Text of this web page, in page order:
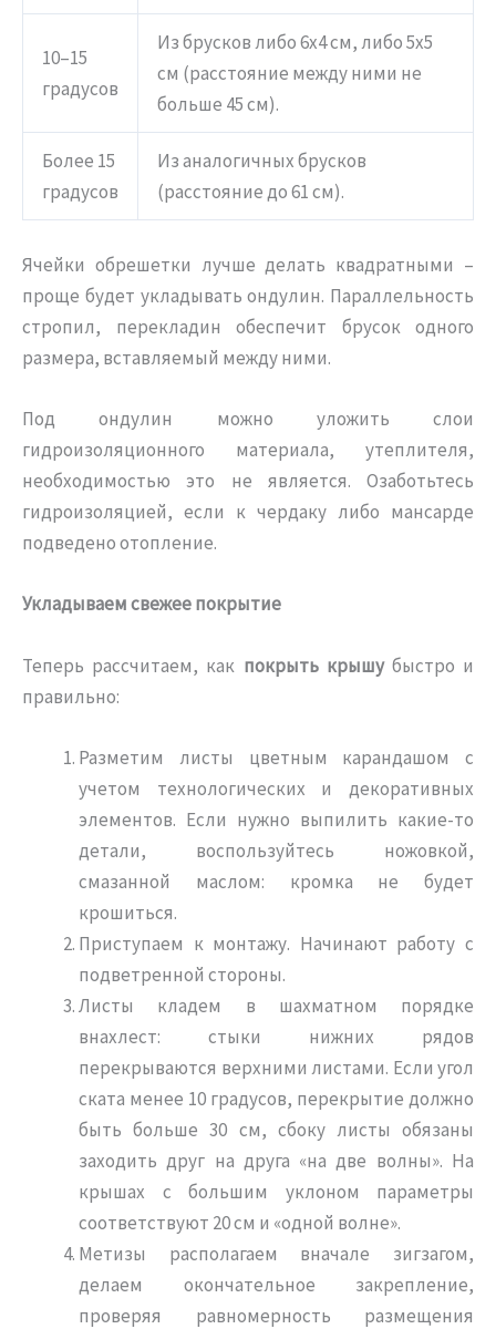
10–15
градусов
Из брусков либо 6х4 см, либо 5х5
см (расстояние между ними не
больше 45 см).
Более 15
градусов
Из аналогичных брусков
(расстояние до 61 см).
Ячейки обрешетки лучше делать квадратными –
проще будет укладывать ондулин. Параллельность
стропил, перекладин обеспечит брусок одного
размера, вставляемый между ними.
Под ондулин можно уложить слои
гидроизоляционного материала, утеплителя,
необходимостью это не является. Озаботьтесь
гидроизоляцией, если к чердаку либо мансарде
подведено отопление.
Укладываем свежее покрытие
Теперь рассчитаем, как покрыть крышубыстро и
правильно:
Разметим листы цветным карандашом с
учетом технологических и декоративных
элементов. Если нужно выпилить какие-то
детали, воспользуйтесь ножовкой,
смазанной маслом: кромка не будет
крошиться.
Приступаем к монтажу. Начинают работу с
подветренной стороны.
Листы кладем в шахматном порядке
внахлест: стыки нижних рядов
перекрываются верхними листами. Если угол
ската менее 10 градусов, перекрытие должно
быть больше 30 см, сбоку листы обязаны
заходить друг на друга «на две волны». На
крышах с большим уклоном параметры
соответствуют 20 см и «одной волне».
Метизы располагаем вначале зигзагом,
делаем окончательное закрепление,
проверяя равномерность размещения